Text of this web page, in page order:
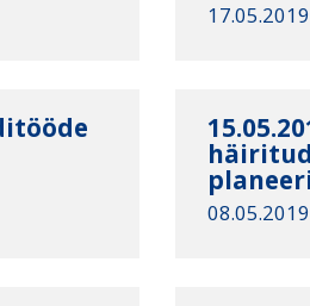
17.05.2019
08.05.2019